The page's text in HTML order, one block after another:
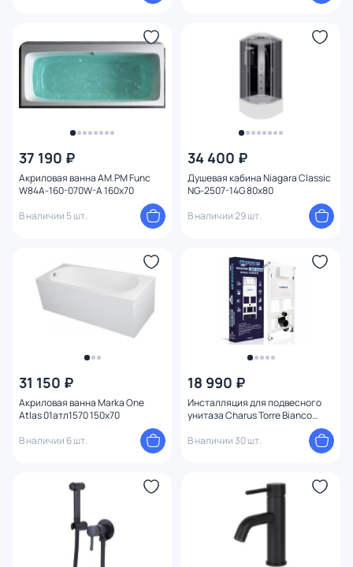
37 190 ₽
Акриловая ванна AM.PM Func
W84A-160-070W-A 160х70
В наличии 5 шт.
34 400 ₽
Душевая кабина Niagara Classic
NG-2507-14G 80х80
В наличии 29 шт.
31 150 ₽
Акриловая ванна Marka One
Atlas 01атл1570 150x70
В наличии 6 шт.
18 990 ₽
Инсталляция для подвесного
унитаза Charus Torre Bianco
В наличии 30 шт.